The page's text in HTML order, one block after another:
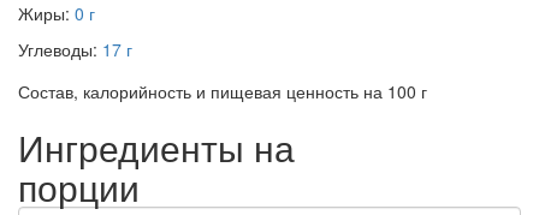
Жиры: 0 г
Углеводы: 17 г
Состав, калорийность и пищевая ценность на 100 г
Ингредиенты на
порции